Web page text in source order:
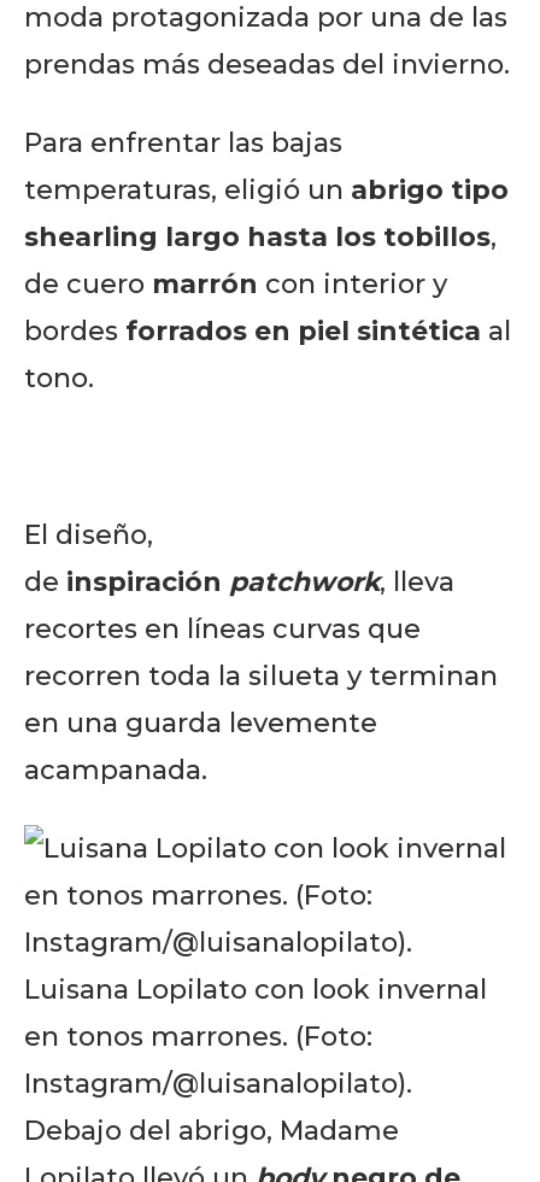
moda protagonizada por una de las
prendas más deseadas del invierno.
Para enfrentar las bajas
temperaturas, eligió un abrigo tipo
shearling largo hasta los tobillos,
de cuero marrón con interior y
bordes forrados en piel sintética al
tono.
El diseño,
de inspiración patchwork, lleva
recortes en líneas curvas que
recorren toda la silueta y terminan
en una guarda levemente
acampanada.
Luisana Lopilato con look invernal
en tonos marrones. (Foto:
Instagram/@luisanalopilato).
Debajo del abrigo, Madame